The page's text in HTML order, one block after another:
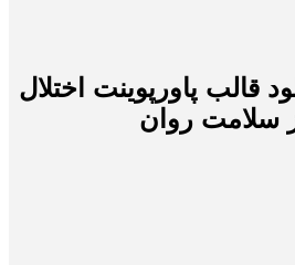
قالب پاورپوینت اختلال
سلامت روان